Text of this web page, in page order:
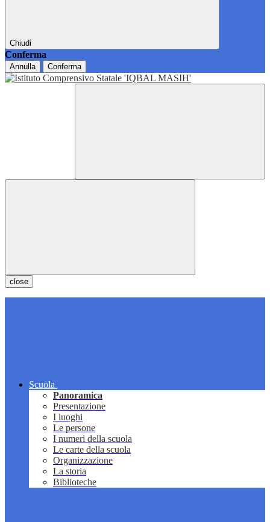
Chiudi
Conferma
Annulla Conferma
close
Scuola
Panoramica
Presentazione
I luoghi
Le persone
I numeri della scuola
Le carte della scuola
Organizzazione
La storia
Biblioteche